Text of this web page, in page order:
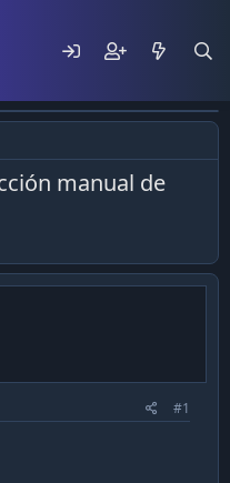
manual de
#1